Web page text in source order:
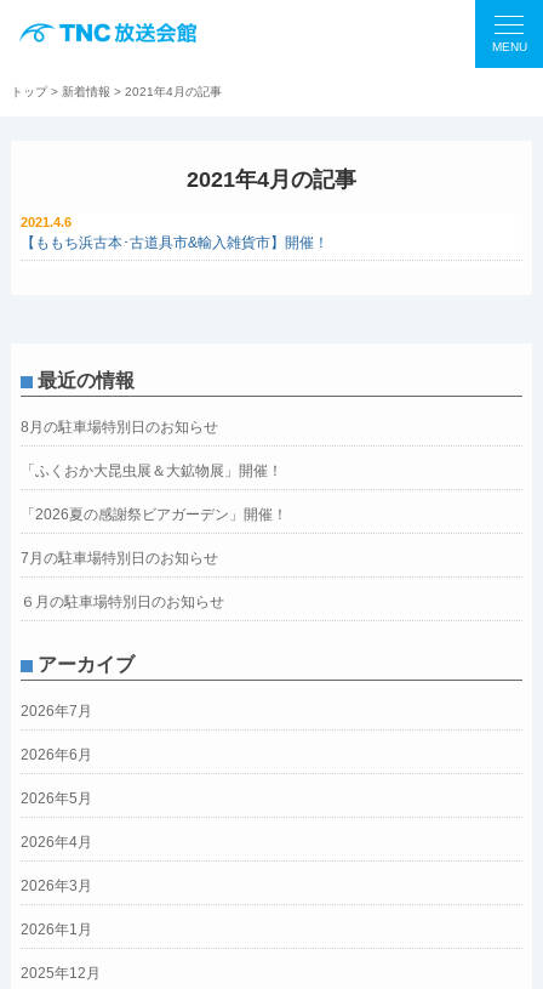
MENU
トップ> 新着情報 > 2021年4月の記事
2021年4月の記事
2021.4.6
【ももち浜古本･古道具市&輸入雑貨市】開催！
最近の情報
8月の駐車場特別日のお知らせ
「ふくおか大昆虫展＆大鉱物展」開催！
「2026夏の感謝祭ビアガーデン」開催！
7月の駐車場特別日のお知らせ
６月の駐車場特別日のお知らせ
アーカイブ
2026年7月
2026年6月
2026年5月
2026年4月
2026年3月
2026年1月
2025年12月